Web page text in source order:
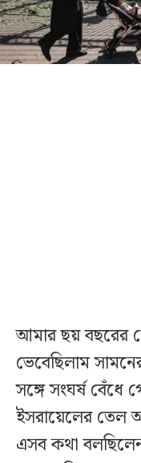
আমার ছয় বছরের
ভেবেছিলাম
সঙ্গে সংঘর্ষ বেঁধে
ইসরায়েলের তেল
এসব কথা বলছিলেন